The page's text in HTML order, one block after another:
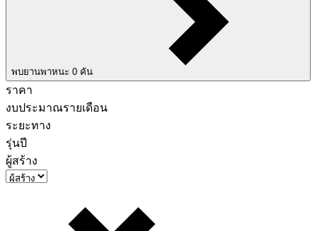
พบยานพาหนะ 0 คัน
ราคา
งบประมาณรายเดือน
ระยะทาง
รุ่นปี
ผู้สร้าง